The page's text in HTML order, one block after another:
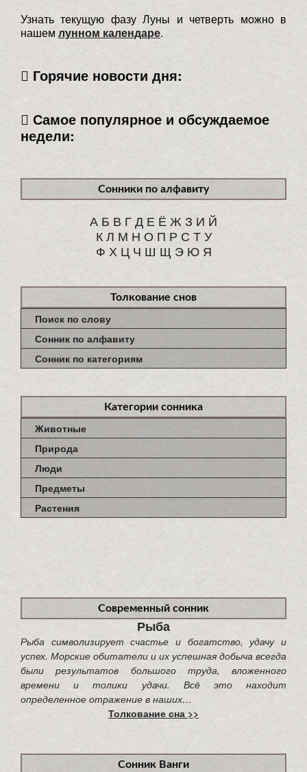
Узнать текущую фазу Луны и четверть можно в
нашем лунном календаре.
Горячие новости дня:
Самое популярное и обсуждаемое
недели:
Сонники по алфавиту
А Б В ГД Е Ё Ж З И Й
К Л М Н О П Р С Т У
Ф Х Ц Ч Ш Щ Э Ю Я
Толкование снов
Поиск по слову
Сонник по алфавиту
Сонник по категориям
Категории сонника
Животные
Природа
Люди
Предметы
Растения
Современный сонник
Рыба
Рыба символизирует счастье и богатство, удачу и
успех. Морские обитатели и их успешная добыча всегда
были результатов большого труда, вложенного
времени и толики удачи. Всё это находит
определенное отражение в наших…
Толкование сна >>
Сонник Ванги